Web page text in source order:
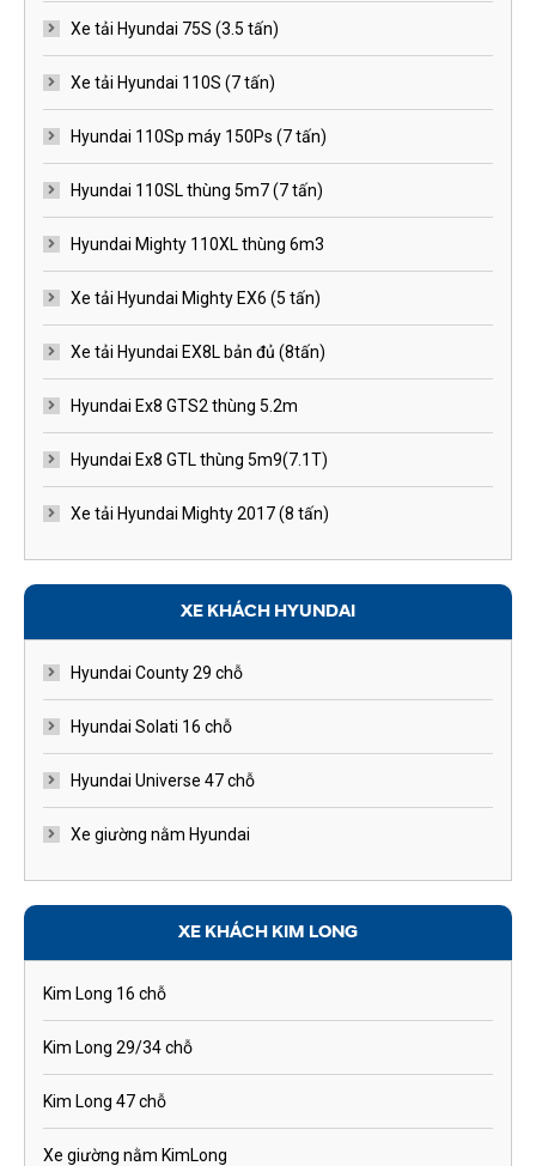
Xe tải Hyundai 75S (3.5 tấn)
Xe tải Hyundai 110S (7 tấn)
Hyundai 110Sp máy 150Ps (7 tấn)
Hyundai 110SL thùng 5m7 (7 tấn)
Hyundai Mighty 110XL thùng 6m3
Xe tải Hyundai Mighty EX6 (5 tấn)
Xe tải Hyundai EX8L bản đủ (8tấn)
Hyundai Ex8 GTS2 thùng 5.2m
Hyundai Ex8 GTL thùng 5m9(7.1T)
Xe tải Hyundai Mighty 2017 (8 tấn)
XE KHÁCH HYUNDAI
Hyundai County 29 chỗ
Hyundai Solati 16 chỗ
Hyundai Universe 47 chỗ
Xe giường nằm Hyundai
XE KHÁCH KIM LONG
Kim Long 16 chỗ
Kim Long 29/34 chỗ
Kim Long 47 chỗ
Xe giường nằm KimLong